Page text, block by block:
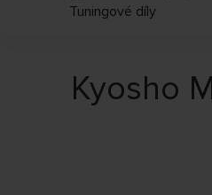
Tuningové díly
Kyosho